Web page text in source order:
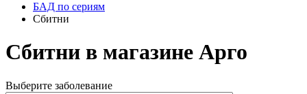
БАД по сериям
Сбитни
Сбитни в магазине Арго
Выберите заболевание